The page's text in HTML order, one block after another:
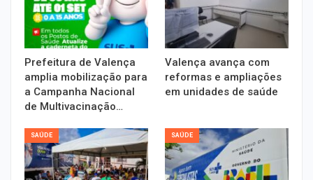
Prefeitura de Valença
amplia mobilização para
a Campanha Nacional
de Multivacinação…
Valença avança com
reformas e ampliações
em unidades de saúde
SAÚDE SAÚDE